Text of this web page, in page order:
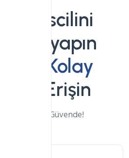
Tescilini
yapın
ve Kolay
Erişin
Webkur'da Güvende!